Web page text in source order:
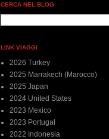
CERCA NEL BLOG
LINK VIAGGI
2026 Turkey
2025 Marrakech (Marocco)
2025 Japan
2024 United States
2023 Mexico
2023 Portugal
2022 Indonesia